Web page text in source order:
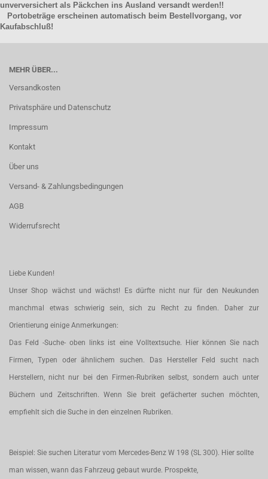
unverversichert als Päckchen ins Ausland versandt werden!!
Portobeträge erscheinen automatisch beim Bestellvorgang, vor
Kaufabschluß!
MEHR ÜBER...
Versandkosten
Privatsphäre und Datenschutz
Impressum
Kontakt
Über uns
Versand- & Zahlungsbedingungen
AGB
Widerrufsrecht
Liebe Kunden!
Unser Shop wächst und wächst! Es dürfte nicht nur für den Neukunden
manchmal etwas schwierig sein, sich zu Recht zu finden. Daher zur
Orientierung einige Anmerkungen:
Das Feld -Suche- oben links ist eine Volltextsuche. Hier können Sie nach
Firmen, Typen oder ähnlichem suchen. Das Hersteller Feld sucht nach
Herstellern, nicht nur bei den Firmen-Rubriken selbst, sondern auch unter
Büchern und Zeitschriften. Wenn Sie breit gefächerter suchen möchten,
empfiehlt sich die Suche in den einzelnen Rubriken.
Beispiel: Sie suchen Literatur vom Mercedes-Benz W 198 (SL 300). Hier sollte
man wissen, wann das Fahrzeug gebaut wurde. Prospekte,